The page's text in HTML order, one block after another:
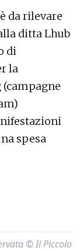
da rilevare
ditta Lhub
di
la
spesa
© Il Piccolo